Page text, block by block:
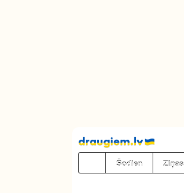
Pāriet
uz
saturu
Šodien Ziņas